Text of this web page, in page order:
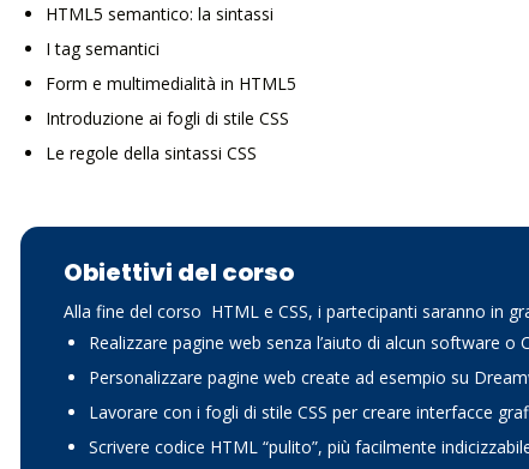
HTML5 semantico: la sintassi
I tag semantici
Form e multimedialità in HTML5
Introduzione ai fogli di stile CSS
Le regole della sintassi CSS
Obiettivi del corso
Alla fine del corso HTML e CSS, i partecipanti saranno in
Realizzare pagine web senza l’aiuto di alcun software o
Personalizzare pagine web create ad esempio su
Lavorare con i fogli di stile CSS per creare interfacce
Scrivere codice HTML “pulito”, più facilmente